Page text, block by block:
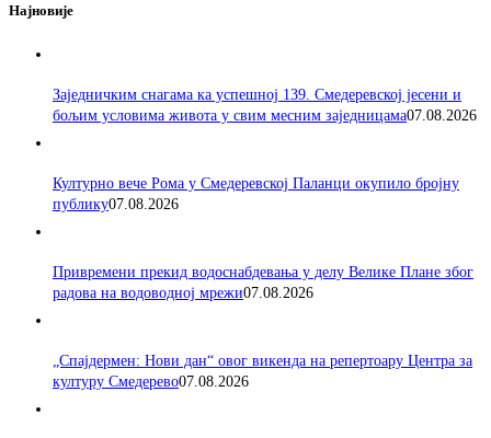
Најновије
Заједничким снагама ка успешној 139. Смедеревској јесени и
бољим условима живота у свим месним заједницама07.08.2026
Културно вече Рома у Смедеревској Паланци окупило бројну
публику07.08.2026
Привремени прекид водоснабдевања у делу Велике Плане због
радова на водоводној мрежи07.08.2026
„Спајдермен: Нови дан“ овог викенда на репертоару Центра за
културу Смедерево07.08.2026